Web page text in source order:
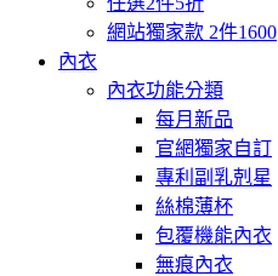
網站獨家款 2件1600
內衣
內衣功能分類
每月新品
官網獨家自訂
專利副乳剋星
絲棉薄杯
包覆機能內衣
無痕內衣